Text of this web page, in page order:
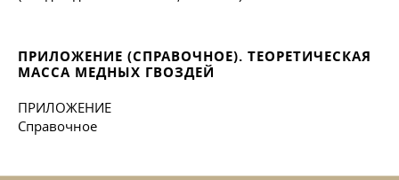
ПРИЛОЖЕНИЕ (СПРАВОЧНОЕ). ТЕОРЕТИЧЕСКАЯ
МАССА МЕДНЫХ ГВОЗДЕЙ
ПРИЛОЖЕНИЕ
Справочное